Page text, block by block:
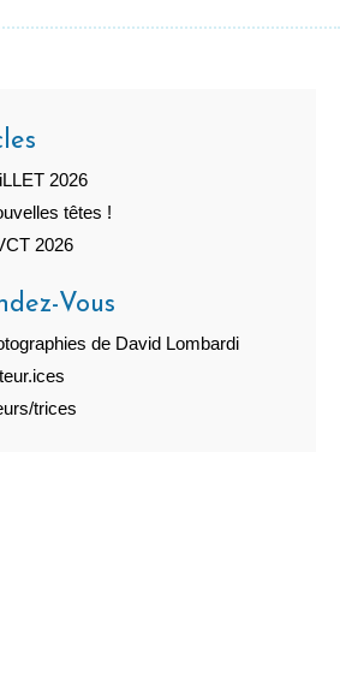
2026
têtes !
2026
Vous
de David Lombardi
trices